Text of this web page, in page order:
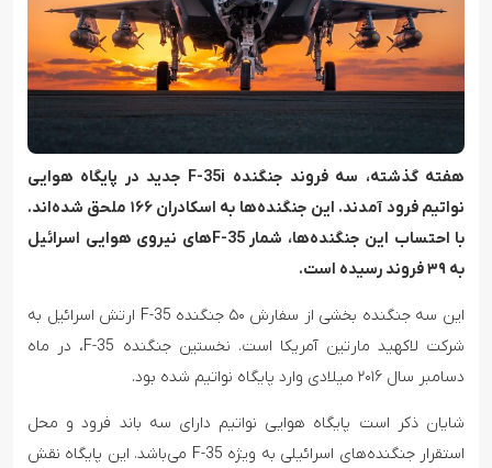
هفته گذشته، سه فروند جنگنده F-35i جدید در پایگاه هوایی
نواتیم فرود آمدند. این جنگنده‌ها به اسکادران ۱۶۶ ملحق شده‌اند.
با احتساب این جنگنده‌ها، شمار F-35های نیروی هوایی اسرائیل
به ۳۹ فروند رسیده است.
این سه جنگنده بخشی از سفارش ۵۰ جنگنده F-35 ارتش اسرائیل به
شرکت لاکهید مارتین آمریکا است. نخستین جنگنده F-35، در ماه
دسامبر سال ۲۰۱۶ میلادی وارد پایگاه نواتیم شده بود.
شایان ذکر است پایگاه هوایی نواتیم دارای سه باند فرود و محل
استقرار جنگنده‌های اسرائیلی به ویژه F-35 می‌باشد. این پایگاه نقش